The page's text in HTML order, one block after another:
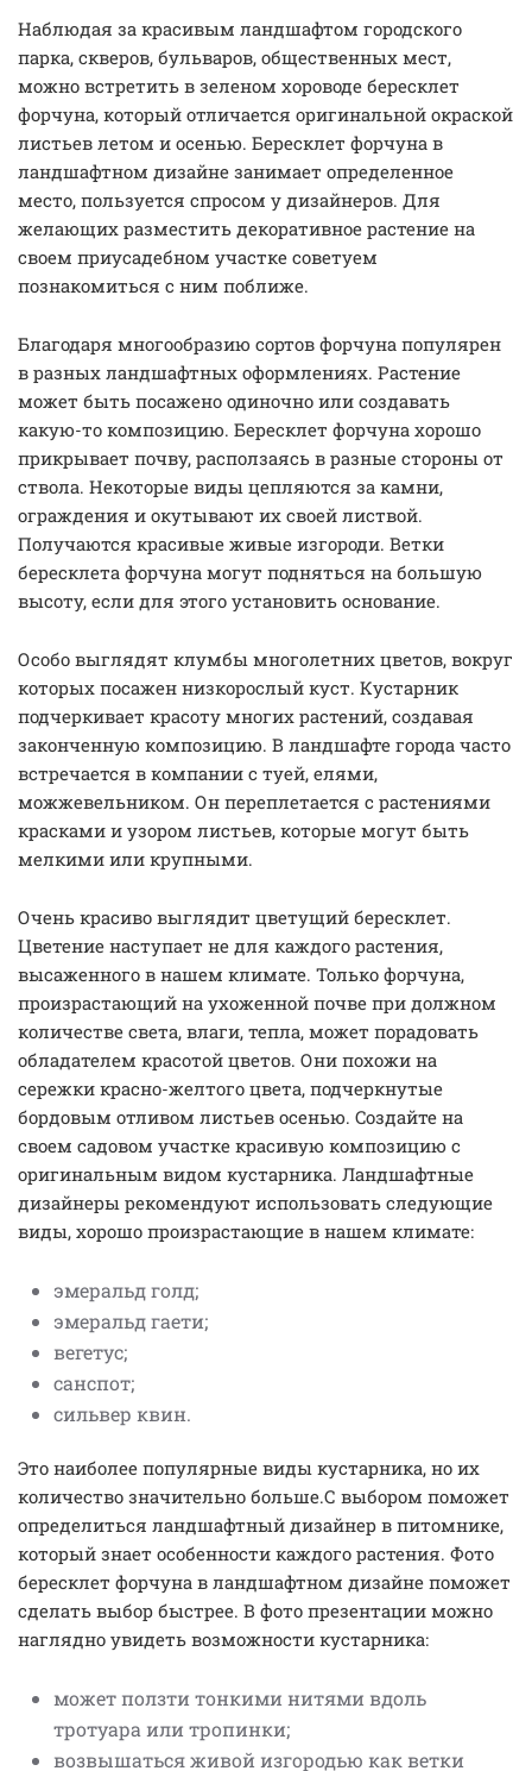
Наблюдая за красивым ландшафтом городского
парка, скверов, бульваров, общественных мест,
можно встретить в зеленом хороводе бересклет
форчуна, который отличается оригинальной окраской
листьев летом и осенью. Бересклет форчуна в
ландшафтном дизайне занимает определенное
место, пользуется спросом у дизайнеров. Для
желающих разместить декоративное растение на
своем приусадебном участке советуем
познакомиться с ним поближе.
Благодаря многообразию сортов форчуна популярен
в разных ландшафтных оформлениях. Растение
может быть посажено одиночно или создавать
какую-то композицию. Бересклет форчуна хорошо
прикрывает почву, расползаясь в разные стороны от
ствола. Некоторые виды цепляются за камни,
ограждения и окутывают их своей листвой.
Получаются красивые живые изгороди. Ветки
бересклета форчуна могут подняться на большую
высоту, если для этого установить основание.
Особо выглядят клумбы многолетних цветов, вокруг
которых посажен низкорослый куст. Кустарник
подчеркивает красоту многих растений, создавая
законченную композицию. В ландшафте города часто
встречается в компании с туей, елями,
можжевельником. Он переплетается с растениями
красками и узором листьев, которые могут быть
мелкими или крупными.
Очень красиво выглядит цветущий бересклет.
Цветение наступает не для каждого растения,
высаженного в нашем климате. Только форчуна,
произрастающий на ухоженной почве при должном
количестве света, влаги, тепла, может порадовать
обладателем красотой цветов. Они похожи на
сережки красно-желтого цвета, подчеркнутые
бордовым отливом листьев осенью. Cоздайте на
своем садовом участке красивую композицию с
оригинальным видом кустарника. Ландшафтные
дизайнеры рекомендуют использовать следующие
виды, хорошо произрастающие в нашем климате:
эмеральд голд;
эмеральд гаети;
вегетус;
санспот;
сильвер квин.
Это наиболее популярные виды кустарника, но их
количество значительно больше.С выбором поможет
определиться ландшафтный дизайнер в питомнике,
который знает особенности каждого растения. Фото
бересклет форчуна в ландшафтном дизайне поможет
сделать выбор быстрее. В фото презентации можно
наглядно увидеть возможности кустарника:
может ползти тонкими нитями вдоль
тротуара или тропинки;
возвышаться живой изгородью как ветки